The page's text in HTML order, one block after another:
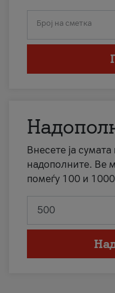
Број на сметка
Внесете ја сумата
надополните. Ве
помеѓу 100 и